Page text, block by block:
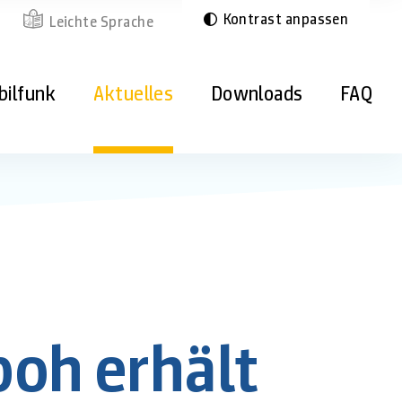
Leichte Sprache Kontrast anpassen
Aktuelles Downloads FAQ
erhält